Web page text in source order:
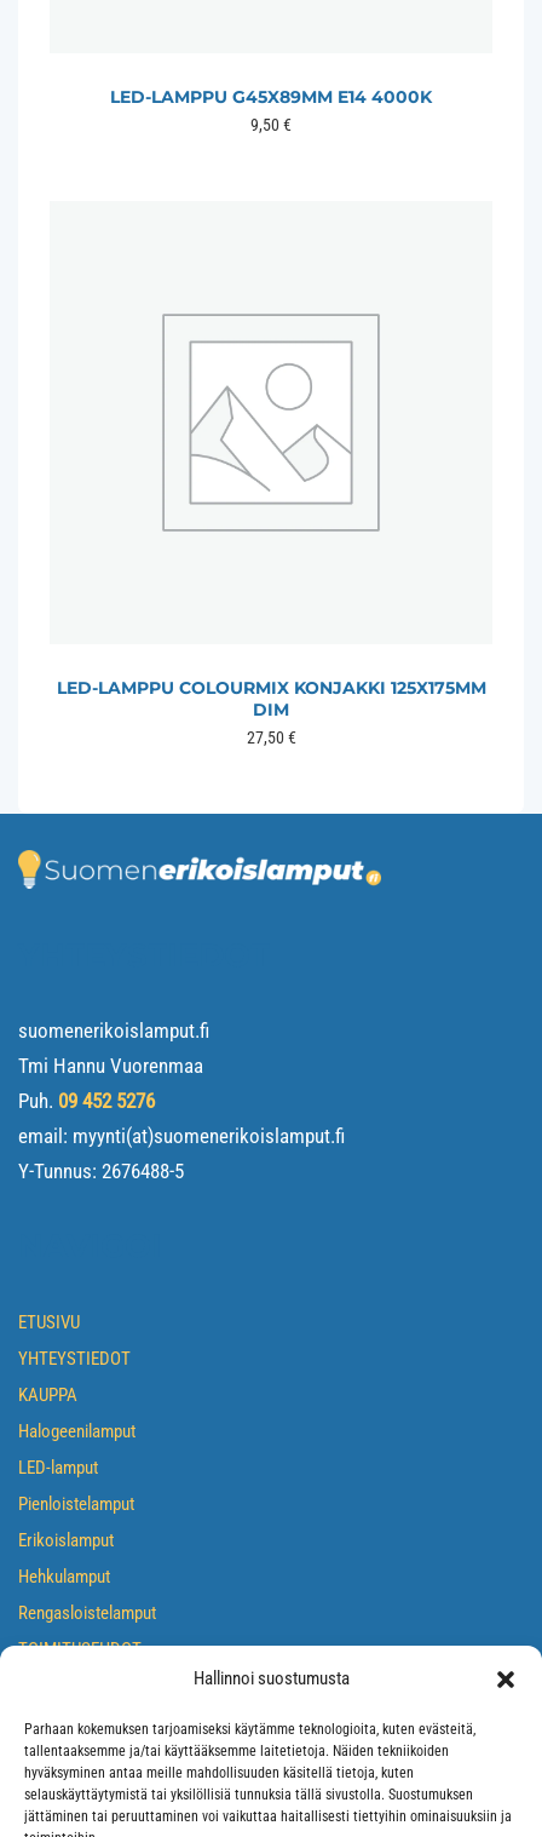
Hallinnoi suostumusta
Parhaan kokemuksen tarjoamiseksi käytämme teknologioita, kuten evästeitä,
tallentaaksemme ja/tai käyttääksemme laitetietoja. Näiden tekniikoiden
hyväksyminen antaa meille mahdollisuuden käsitellä tietoja, kuten
selauskäyttäytymistä tai yksilöllisiä tunnuksia tällä sivustolla. Suostumuksen
jättäminen tai peruuttaminen voi vaikuttaa haitallisesti tiettyihin ominaisuuksiin ja
LED-LAMPPU G45X89MM E14 4000K
9,50€
LED-LAMPPU COLOURMIX KONJAKKI 125X175MM
DIM
27,50€
suomenerikoislamput.fi
Tmi Hannu Vuorenmaa
Puh. 09 452 5276
email: myynti(at)suomenerikoislamput.fi
Y-Tunnus: 2676488-5
ETUSIVU
YHTEYSTIEDOT
KAUPPA
Halogeenilamput
LED-lamput
Pienloistelamput
Erikoislamput
Hehkulamput
Rengasloistelamput
TOIMITUSEHDOT
EVÄSTEKÄYTÄNTÖ